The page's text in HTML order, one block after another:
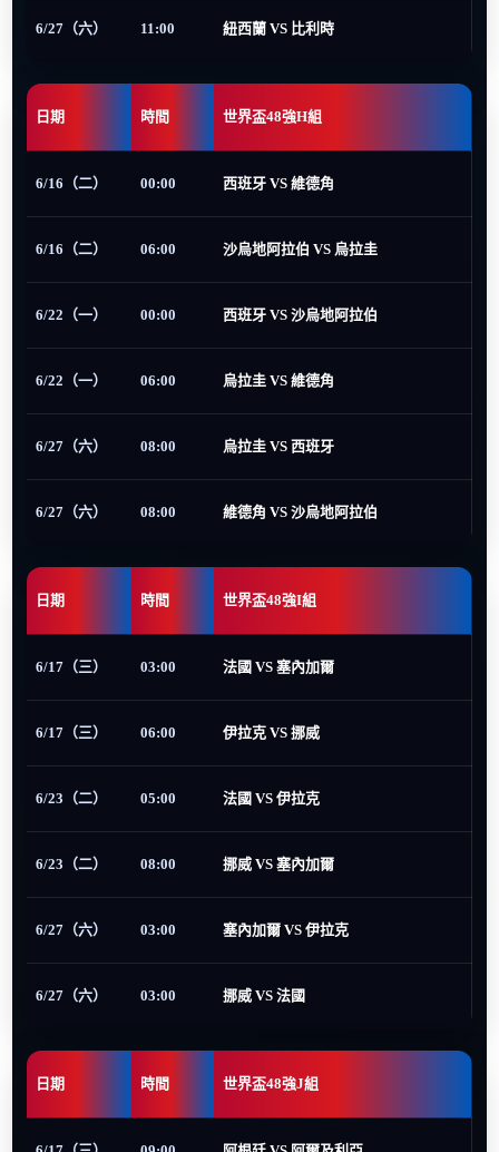
6/27（六） 11:00 紐西蘭 VS 比利時
日期 時間 世界盃48強H組
6/16（二） 00:00 西班牙 VS 維德角
6/16（二） 06:00 沙烏地阿拉伯 VS 烏拉圭
6/22（一） 00:00 西班牙 VS 沙烏地阿拉伯
6/22（一） 06:00 烏拉圭 VS 維德角
6/27（六） 08:00 烏拉圭 VS 西班牙
6/27（六） 08:00 維德角 VS 沙烏地阿拉伯
日期 時間 世界盃48強I組
6/17（三） 03:00 法國 VS 塞內加爾
6/17（三） 06:00 伊拉克 VS 挪威
6/23（二） 05:00 法國 VS 伊拉克
6/23（二） 08:00 挪威 VS 塞內加爾
6/27（六） 03:00 塞內加爾 VS 伊拉克
6/27（六） 03:00 挪威 VS 法國
日期 時間 世界盃48強J組